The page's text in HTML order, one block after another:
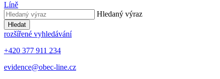
Líně
Hledaný výraz
Hledat
rozšířené vyhledávání
+420 377 911 234
evidence@obec-line.cz